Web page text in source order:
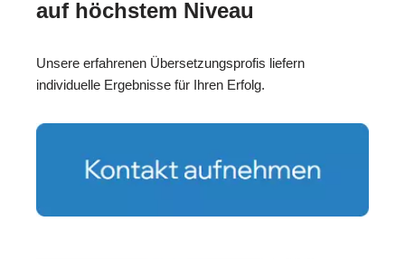
auf höchstem Niveau
Unsere erfahrenen Übersetzungsprofis liefern
individuelle Ergebnisse für Ihren Erfolg.